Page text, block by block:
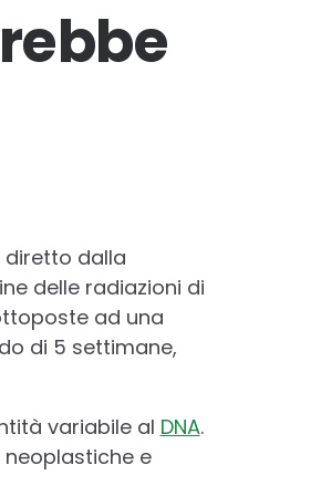
diretto dalla
delle radiazioni di
ad una
di 5 settimane,
variabile al DNA.
e